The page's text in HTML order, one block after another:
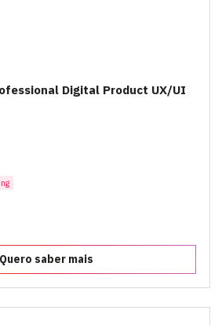
Digital Product UX/UI
Quero saber mais